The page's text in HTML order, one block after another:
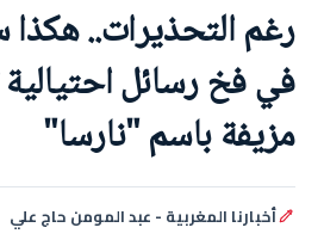
رغم التحذيرات..
في فخ رسائل
مزيفة باسم "نارسا"
أخبارنا المغربية - عبد المومن حاج علي